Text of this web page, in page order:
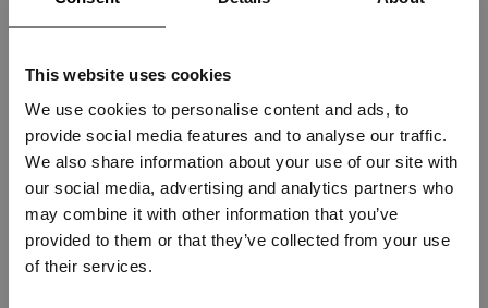
This website uses cookies
We use cookies to personalise content and ads, to
provide social media features and to analyse our traffic.
We also share information about your use of our site with
our social media, advertising and analytics partners who
may combine it with other information that you’ve
provided to them or that they’ve collected from your use
of their services.
ANLEGGSKONTOR PIL VENSTRE -
SKILT
STP-2983
Frakr 790,00
LIFTSERTIFIKAT /50 STK - HJELM
KLISTREMERKE
STP-2985
Frakr 481,25
Vennligst velg portal
BEDRIFT PRIVAT